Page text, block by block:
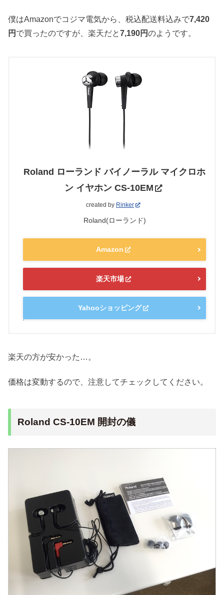
僕はAmazonでコジマ電気から、税込配送料込みで7,420
円 で買ったのですが、楽天だと7,190円のようです。
Roland ローランド バイノーラル マイクロホ
ン イヤホン CS-10EM
created by Rinker
Roland(ローランド)
Amazon
楽天市場
Yahooショッピング
楽天の方が安かった…。
価格は変動するので、注意してチェックしてください。
Roland CS-10EM 開封の儀